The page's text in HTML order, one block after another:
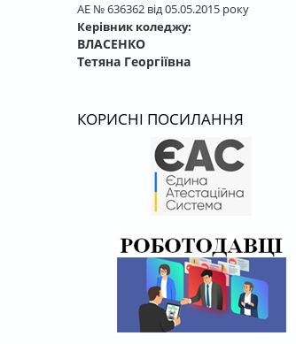
АЕ № 636362 від 05.05.2015 року
Керівник коледжу:
ВЛАСЕНКО
Тетяна Георгіївна
КОРИСНІ ПОСИЛАННЯ